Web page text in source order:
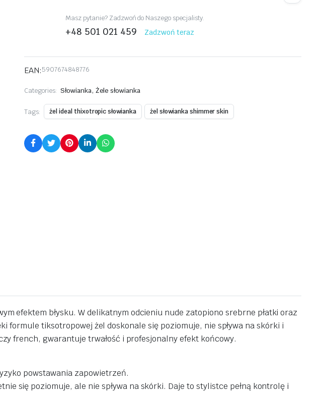
Masz pytanie? Zadzwoń do Naszego specjalisty.
+48 501 021 459 Zadzwoń teraz
EAN:5907674848776
Categories: Słowianka, Żele słowianka
Tags: żel ideal thixotropic słowianka żel słowianka shimmer skin
efektem błysku. W delikatnym odcieniu nude zatopiono srebrne płatki oraz
formule tiksotropowej żel doskonale się poziomuje, nie spływa na skórki i
french, gwarantuje trwałość i profesjonalny efekt końcowy.
powstawania zapowietrzeń.
się poziomuje, ale nie spływa na skórki. Daje to stylistce pełną kontrolę i